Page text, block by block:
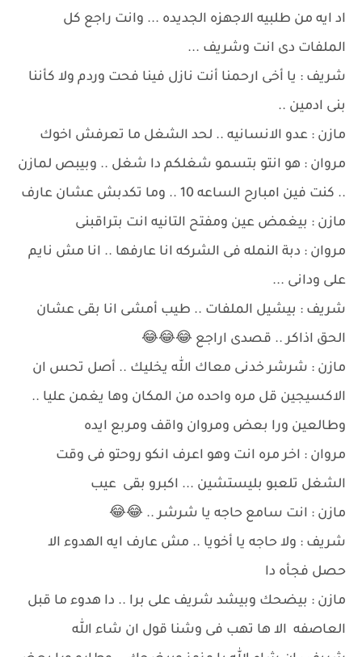
اد ايه من طلبيه الاجهزه الجديده ... وانت راجع كل
الملفات دى انت وشريف ...
شريف : يا أخى ارحمنا أنت نازل فينا فحت وردم ولا كأننا
بنى ادمين ..
مازن : عدو الانسانيه .. لحد الشغل ما تعرفش اخوك
مروان : هو انتو بتسمو شغلكم دا شغل .. وبيبص لمازن
.. كنت فين امبارح الساعه 10 .. وما تكدبش عشان عارف
مازن : بيغمض عين ومفتح التانيه انت بتراقبنى
مروان : دبة النمله فى الشركه انا عارفها .. انا مش نايم
على ودانى ...
شريف : بيشيل الملفات .. طيب أمشى انا بقى عشان
الحق اذاكر .. قصدى اراجع 😂😂😂
مازن : شرشر خدنى معاك الله يخليك .. أصل تحس ان
الاكسيجين قل مره واحده من المكان وها يغمن عليا ..
وطالعين ورا بعض ومروان واقف ومربع ايده
مروان : اخر مره انت وهو اعرف انكو روحتو فى وقت
الشغل تلعبو بليستشين ... اكبرو بقى عيب
مازن : انت سامع حاجه يا شرشر .. 😂😂
شريف : ولا حاجه يا أخويا .. مش عارف ايه الهدوء الا
حصل فجأه دا
مازن : بيضحك وبيشد شريف على برا .. دا هدوء ما قبل
العاصفه الا ها تهب فى وشنا قول ان شاء الله